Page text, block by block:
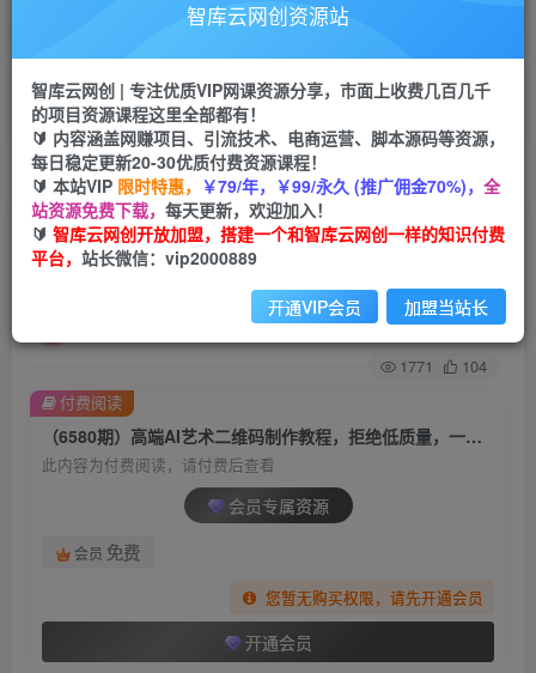
会员专属推广链接
网赚网创 项目
365天稳定跟新
APP下载
GO
首页 创业课程 会员专属 正文
（6580期）高端AI艺术二维码制作教程，拒绝低
质量，一单收徒500+
关注 私信
1771 104
（6580期）高端AI艺术二维码制作教程，拒绝低质量，一单收徒500+
此内容为付费阅读，请付费后查看
会员专属资源
会员 免费
您暂无购买权限，请先开通会员
开通会员
付费阅读
智库云网创资源站
智库云网创 | 专注优质VIP网课资源分享，市面上收费几百几千
的项目资源课程这里全部都有！
🔰 内容涵盖网赚项目、引流技术、电商运营、脚本源码等资源，
每日稳定更新20-30优质付费资源课程！
🔰 本站VIP 限时特惠， ￥79/年，￥99/永久 (推广佣金70%)， 全
站资源免费下载， 每天更新，欢迎加入！
🔰 智库云网创开放加盟，搭建一个和智库云网创一样的知识付费
平台， 站长微信：vip2000889
开通VIP会员 加盟当站长